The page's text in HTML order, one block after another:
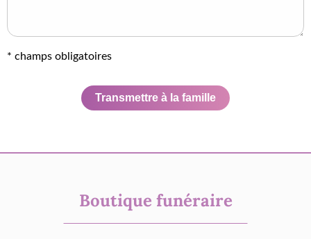
* champs obligatoires
Transmettre à la famille
Boutique funéraire